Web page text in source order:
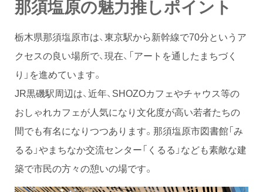
那須塩原の魅力推しポイント
栃木県那須塩原市は、東京駅から新幹線で70分というア
クセスの良い場所で、現在、「アートを通したまちづく
り」を進めています。
JR黒磯駅周辺は、近年、SHOZOカフェやチャウス等の
おしゃれカフェが人気になり文化度が高い若者たちの
間でも有名になりつつあります。那須塩原市図書館「み
るる」やまちなか交流センター「くるる」なども素敵な建
築で市民の方々の憩いの場です。